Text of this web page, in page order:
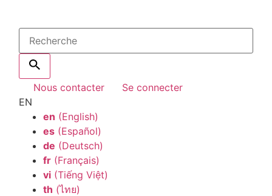
Nous contacter
Se connecter
EN
en (English)
es (Español)
de (Deutsch)
fr (Français)
vi (Tiếng Việt)
th (ไทย)